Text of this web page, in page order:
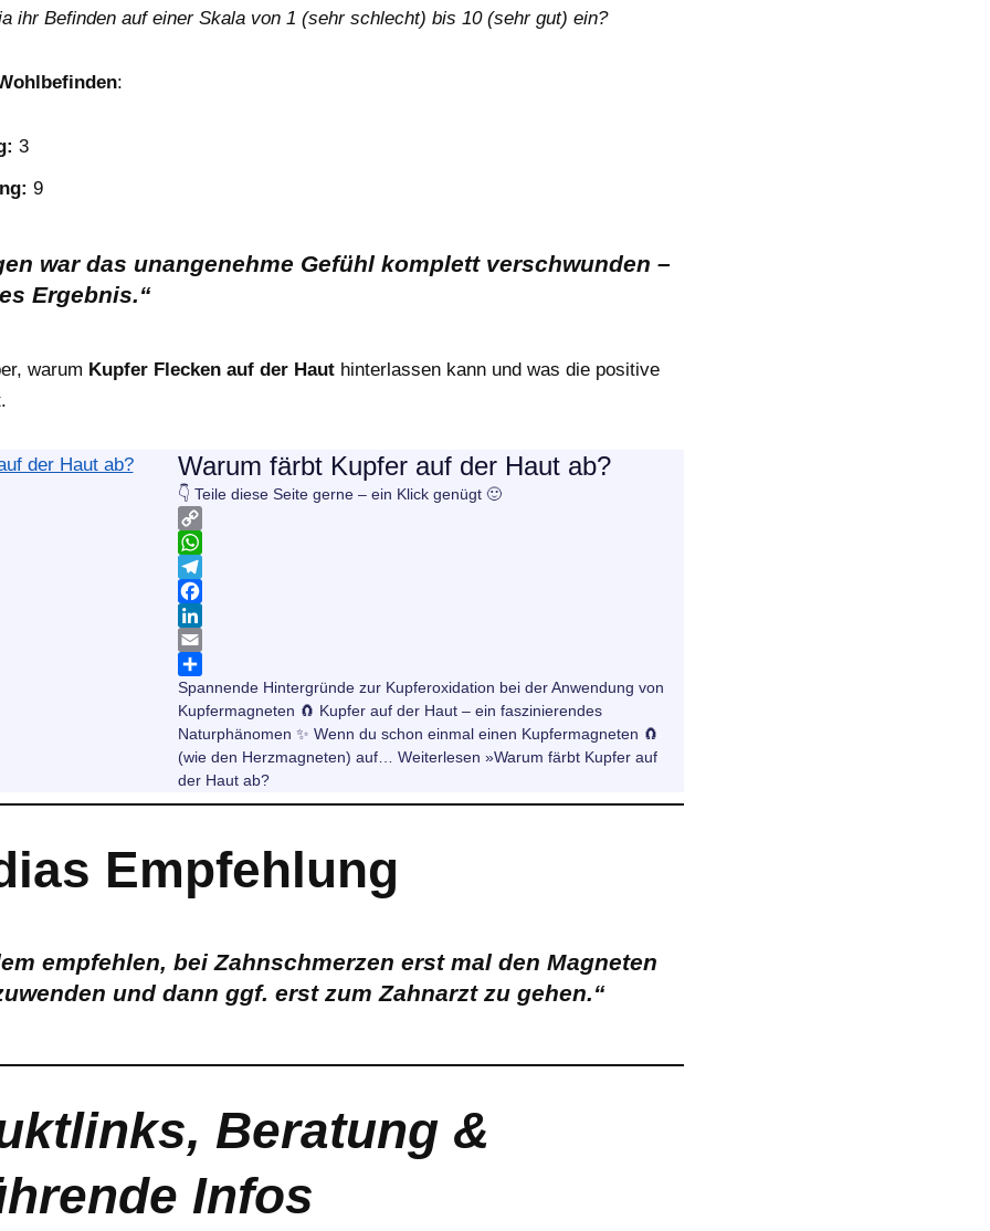
ihr Befinden auf einer Skala von 1 (sehr schlecht) bis 10 (sehr gut) ein?
:
3
9
war das unangenehme Gefühl komplett verschwunden –
Ergebnis.“
warum Kupfer Flecken auf der Haut hinterlassen kann und was die positive
Warum färbt Kupfer auf der Haut ab?
👇 Teile diese Seite gerne – ein Klick genügt 🙂
C
o
p
y
L
n
k
W
h
a
t
s
A
p
p
T
e
e
g
r
a
m
F
a
c
e
b
o
o
k
L
n
k
e
d
I
n
E
m
a
i
l
T
e
i
l
e
n
Spannende Hintergründe zur Kupferoxidation bei der Anwendung von
Kupfermagneten 🧲 Kupfer auf der Haut – ein faszinierendes
Naturphänomen ✨ Wenn du schon einmal einen Kupfermagneten 🧲
(wie den Herzmagneten) auf… Weiterlesen »Warum färbt Kupfer auf
der Haut ab?
Empfehlung
empfehlen, bei Zahnschmerzen erst mal den Magneten
und dann ggf. erst zum Zahnarzt zu gehen.“
Beratung &
Infos